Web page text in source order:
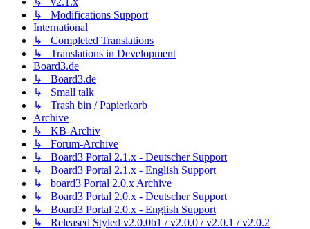
↳ Modifications Support
International
↳ Completed Translations
↳ Translations in Development
Board3.de
↳ Board3.de
↳ Small talk
↳ Trash bin / Papierkorb
Archive
↳ KB-Archiv
↳ Forum-Archive
↳ Board3 Portal 2.1.x - Deutscher Support
↳ Board3 Portal 2.1.x - English Support
↳ board3 Portal 2.0.x Archive
↳ Board3 Portal 2.0.x - Deutscher Support
↳ Board3 Portal 2.0.x - English Support
↳ Released Styled v2.0.0b1 / v2.0.0 / v2.0.1 / v2.0.2